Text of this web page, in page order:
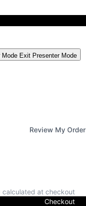
Mode Exit Presenter Mode
Review My Order
calculated at checkout
Checkout